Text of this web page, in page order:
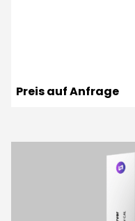
Preis auf Anfrage